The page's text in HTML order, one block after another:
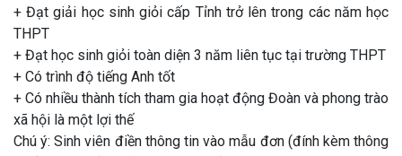
+ Đạt giải học sinh giỏi cấp Tỉnh trở lên trong các năm học
THPT
+ Đạt học sinh giỏi toàn diện 3 năm liên tục tại trường THPT
+ Có trình độ tiếng Anh tốt
+ Có nhiều thành tích tham gia hoạt động Đoàn và phong trào
xã hội là một lợi thế
Chú ý: Sinh viên điền thông tin vào mẫu đơn (đính kèm thông